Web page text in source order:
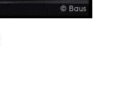
© Baus